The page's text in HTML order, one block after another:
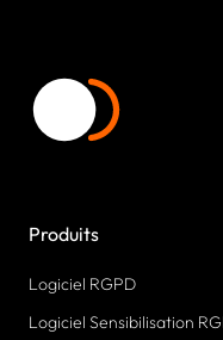
Produits
Logiciel RGPD
Logiciel Sensibilisation